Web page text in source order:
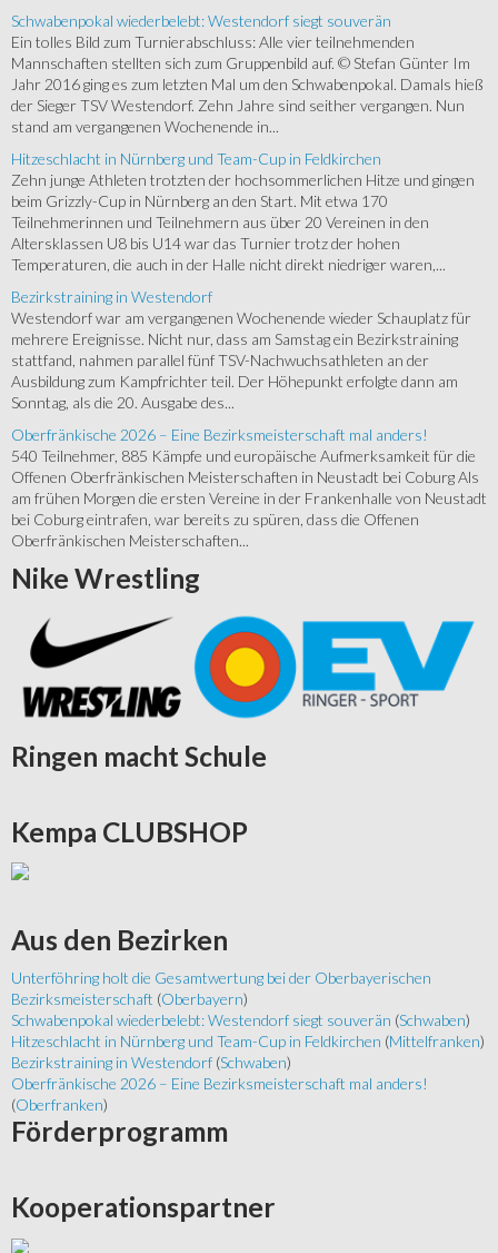
Schwabenpokal wiederbelebt: Westendorf siegt souverän
Ein tolles Bild zum Turnierabschluss: Alle vier teilnehmenden
Mannschaften stellten sich zum Gruppenbild auf. © Stefan Günter Im
Jahr 2016 ging es zum letzten Mal um den Schwabenpokal. Damals hieß
der Sieger TSV Westendorf. Zehn Jahre sind seither vergangen. Nun
stand am vergangenen Wochenende in...
Hitzeschlacht in Nürnberg und Team-Cup in Feldkirchen
Zehn junge Athleten trotzten der hochsommerlichen Hitze und gingen
beim Grizzly-Cup in Nürnberg an den Start. Mit etwa 170
Teilnehmerinnen und Teilnehmern aus über 20 Vereinen in den
Altersklassen U8 bis U14 war das Turnier trotz der hohen
Temperaturen, die auch in der Halle nicht direkt niedriger waren,...
Bezirkstraining in Westendorf
Westendorf war am vergangenen Wochenende wieder Schauplatz für
mehrere Ereignisse. Nicht nur, dass am Samstag ein Bezirkstraining
stattfand, nahmen parallel fünf TSV-Nachwuchsathleten an der
Ausbildung zum Kampfrichter teil. Der Höhepunkt erfolgte dann am
Sonntag, als die 20. Ausgabe des...
Oberfränkische 2026 – Eine Bezirksmeisterschaft mal anders!
540 Teilnehmer, 885 Kämpfe und europäische Aufmerksamkeit für die
Offenen Oberfränkischen Meisterschaften in Neustadt bei Coburg Als
am frühen Morgen die ersten Vereine in der Frankenhalle von Neustadt
bei Coburg eintrafen, war bereits zu spüren, dass die Offenen
Oberfränkischen Meisterschaften...
Nike Wrestling
Ringen macht Schule
Kempa CLUBSHOP
Aus den Bezirken
Unterföhring holt die Gesamtwertung bei der Oberbayerischen
Bezirksmeisterschaft (Oberbayern)
Schwabenpokal wiederbelebt: Westendorf siegt souverän (Schwaben)
Hitzeschlacht in Nürnberg und Team-Cup in Feldkirchen (Mittelfranken)
Bezirkstraining in Westendorf (Schwaben)
Oberfränkische 2026 – Eine Bezirksmeisterschaft mal anders!
(Oberfranken)
Förderprogramm
Kooperationspartner